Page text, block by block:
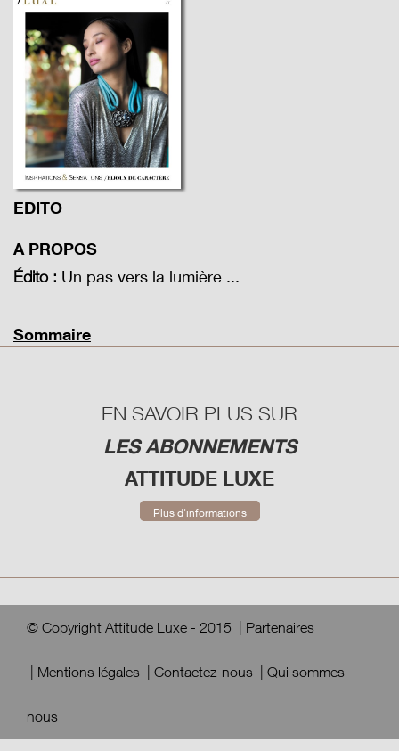
EDITO
A PROPOS
Édito : Un pas vers la lumière ...
Sommaire
EN SAVOIR PLUS SUR
LES ABONNEMENTS
ATTITUDE LUXE
Plus d'informations
© Copyright Attitude Luxe - 2015 Partenaires
Mentions légales Contactez-nous Qui sommes-
nous